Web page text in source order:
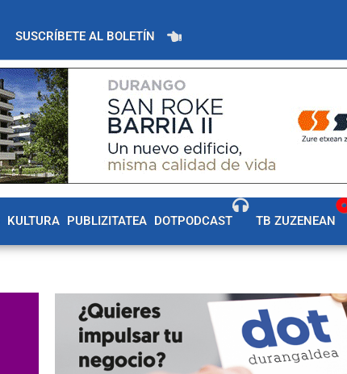
SUSCRÍBETE AL BOLETÍN
KULTURA PUBLIZITATEA DOTPODCAST TB ZUZENEAN